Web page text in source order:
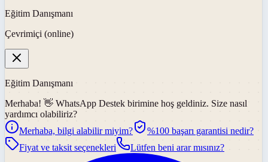
Eğitim Danışmanı
Çevrimiçi (online)
Eğitim Danışmanı
Merhaba! 👋 WhatsApp Destek birimine hoş geldiniz. Size nasıl
yardımcı olabiliriz?
Merhaba, bilgi alabilir miyim?
%100 başarı garantisi nedir?
Fiyat ve taksit seçenekleri
Lütfen beni arar mısınız?